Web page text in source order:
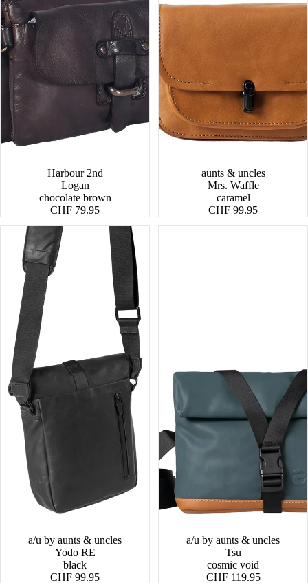
Harbour 2nd
Logan
chocolate brown
CHF 79.95
aunts & uncles
Mrs. Waffle
caramel
CHF 99.95
a/u by aunts & uncles
Yodo RE
black
CHF 99.95
a/u by aunts & uncles
Tsu
cosmic void
CHF 119.95